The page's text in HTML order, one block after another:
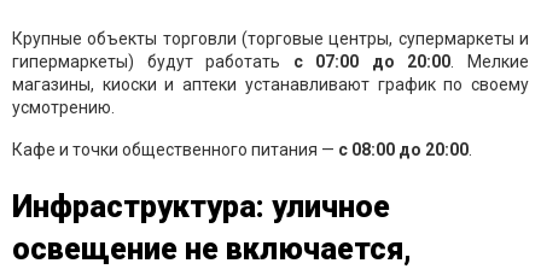
Крупные объекты торговли (торговые центры, супермаркеты и
гипермаркеты) будут работать с 07:00 до 20:00 . Мелкие
магазины, киоски и аптеки устанавливают график по своему
усмотрению.
Кафе и точки общественного питания — с 08:00 до 20:00
Инфраструктура: уличное
освещение не включается,